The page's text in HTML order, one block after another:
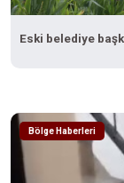
Eski belediye
Bölge Haberleri